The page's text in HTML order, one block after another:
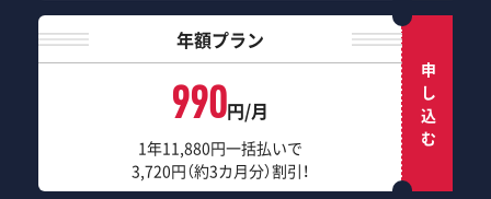
年額プラン
990円/月
1年11,880円一括払いで
3,720円（約3カ月分）割引！
申し込む